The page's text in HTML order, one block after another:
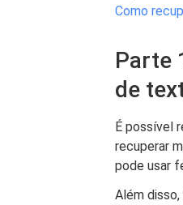
Como
Parte
de
É possível
recuperar
pode usar
Além